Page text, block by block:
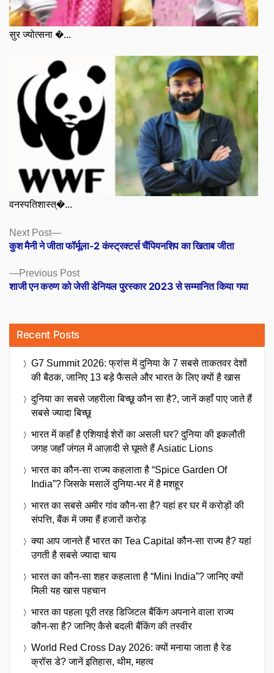
सुर ज्योत्सना �...
वनस्पतिशास्त्�...
Posts
navigation
Previous PostPrevious
post:
शाजी एन करुण को जेसी डेनियल पुरस्कार 2023 से सम्मानित किया गया
Next Post
Next
post:
कुश मैनी ने जीता फॉर्मूला-2 कंस्ट्रक्टर्स चैंपियनशिप का खिताब जीता
Recent Posts
G7 Summit 2026: फ्रांस में दुनिया के 7 सबसे ताकतवर देशों
की बैठक, जानिए 13 बड़े फैसले और भारत के लिए क्यों है खास
दुनिया का सबसे जहरीला बिच्छू कौन सा है?, जानें कहाँ पाए जाते हैं
सबसे ज्यादा बिच्छू
भारत में कहाँ है एशियाई शेरों का असली घर? दुनिया की इकलौती
जगह जहाँ जंगल में आज़ादी से घूमते हैं Asiatic Lions
भारत का कौन-सा राज्य कहलाता है “Spice Garden Of
India”? जिसके मसालें दुनिया-भर में है मशहूर
भारत का सबसे अमीर गांव कौन-सा है? यहां हर घर में करोड़ों की
संपत्ति, बैंक में जमा हैं हजारों करोड़
क्या आप जानते हैं भारत का Tea Capital कौन-सा राज्य है? यहां
उगती है सबसे ज्यादा चाय
भारत का कौन-सा शहर कहलाता है “Mini India”? जानिए क्यों
मिली यह खास पहचान
भारत का पहला पूरी तरह डिजिटल बैंकिंग अपनाने वाला राज्य
कौन-सा है? जानिए कैसे बदली बैंकिंग की तस्वीर
World Red Cross Day 2026: क्यों मनाया जाता है रेड
क्रॉस डे? जानें इतिहास, थीम, महत्व